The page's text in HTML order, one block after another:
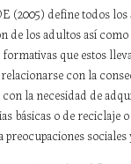
(2005) define todos los
de los adultos así como
que estos
relacionarse con la
la necesidad de
básicas o de reciclaje
preocupaciones sociales